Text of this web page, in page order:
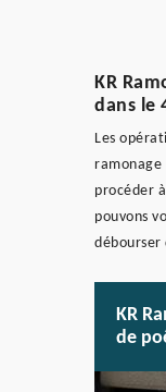
KR
dans le
Les
ramonage
procéder
pouvons
KR
de